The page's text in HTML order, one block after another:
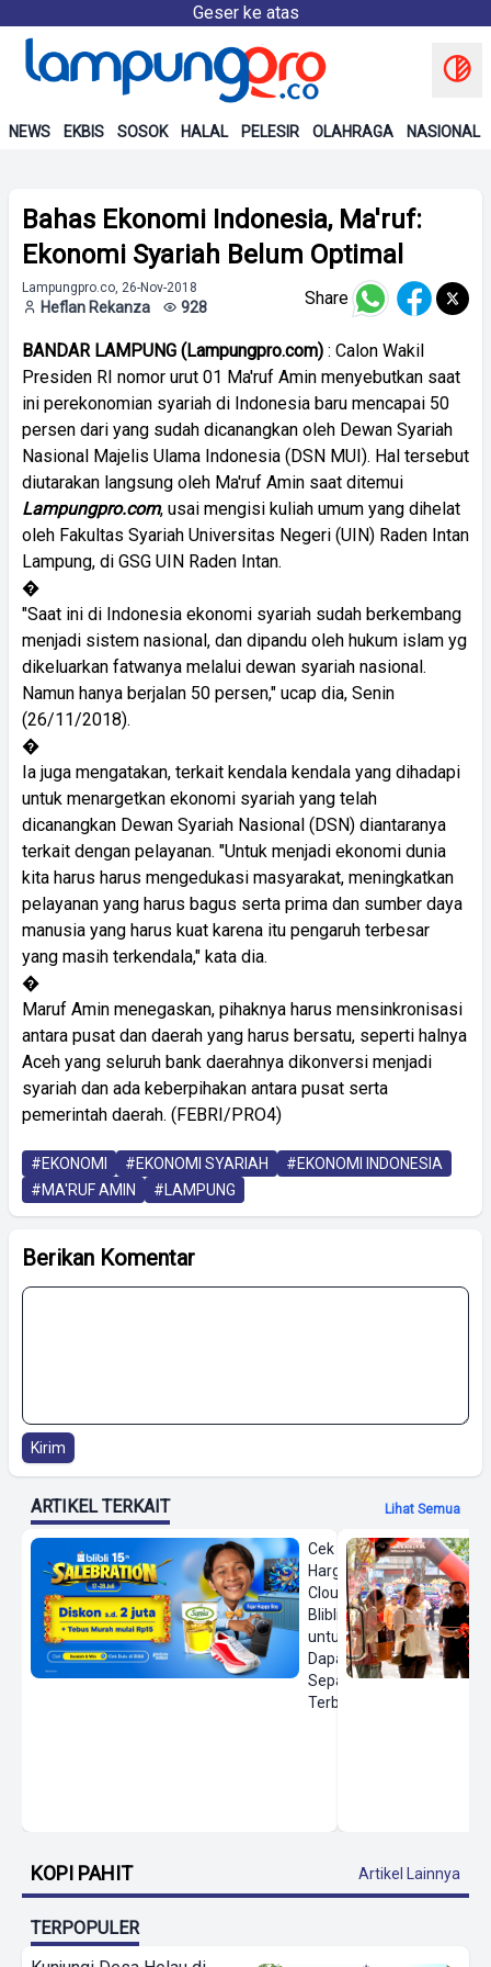
Geser ke atas
NEWS EKBIS SOSOK HALAL PELESIR OLAHRAGA NASIONAL
Bahas Ekonomi Indonesia, Ma'ruf:
Ekonomi Syariah Belum Optimal
Lampungpro.co, 26-Nov-2018
Heflan Rekanza 928 Share
BANDAR LAMPUNG (Lampungpro.com) : Calon Wakil
Presiden RI nomor urut 01 Ma'ruf Amin menyebutkan saat
ini perekonomian syariah di Indonesia baru mencapai 50
persen dari yang sudah dicanangkan oleh Dewan Syariah
Nasional Majelis Ulama Indonesia (DSN MUI). Hal tersebut
diutarakan langsung oleh Ma'ruf Amin saat ditemui
Lampungpro.com, usai mengisi kuliah umum yang dihelat
oleh Fakultas Syariah Universitas Negeri (UIN) Raden Intan
Lampung, di GSG UIN Raden Intan.
�
"Saat ini di Indonesia ekonomi syariah sudah berkembang
menjadi sistem nasional, dan dipandu oleh hukum islam yg
dikeluarkan fatwanya melalui dewan syariah nasional.
Namun hanya berjalan 50 persen," ucap dia, Senin
(26/11/2018).
�
Ia juga mengatakan, terkait kendala kendala yang dihadapi
untuk menargetkan ekonomi syariah yang telah
dicanangkan Dewan Syariah Nasional (DSN) diantaranya
terkait dengan pelayanan. "Untuk menjadi ekonomi dunia
kita harus harus mengedukasi masyarakat, meningkatkan
pelayanan yang harus bagus serta prima dan sumber daya
manusia yang harus kuat karena itu pengaruh terbesar
yang masih terkendala," kata dia.
�
Maruf Amin menegaskan, pihaknya harus mensinkronisasi
antara pusat dan daerah yang harus bersatu, seperti halnya
Aceh yang seluruh bank daerahnya dikonversi menjadi
syariah dan ada keberpihakan antara pusat serta
pemerintah daerah. (FEBRI/PRO4)
#EKONOMI #EKONOMI SYARIAH
#EKONOMI INDONESIA
#MA'RUF AMIN
#LAMPUNG
Berikan Komentar
Kirim
ARTIKEL TERKAIT Lihat Semua
Cek
Harga On
Cloud di
Blibli
untuk
Dapatkan
Sepatu
Terbaru
KOPI PAHIT Artikel Lainnya
TERPOPULER